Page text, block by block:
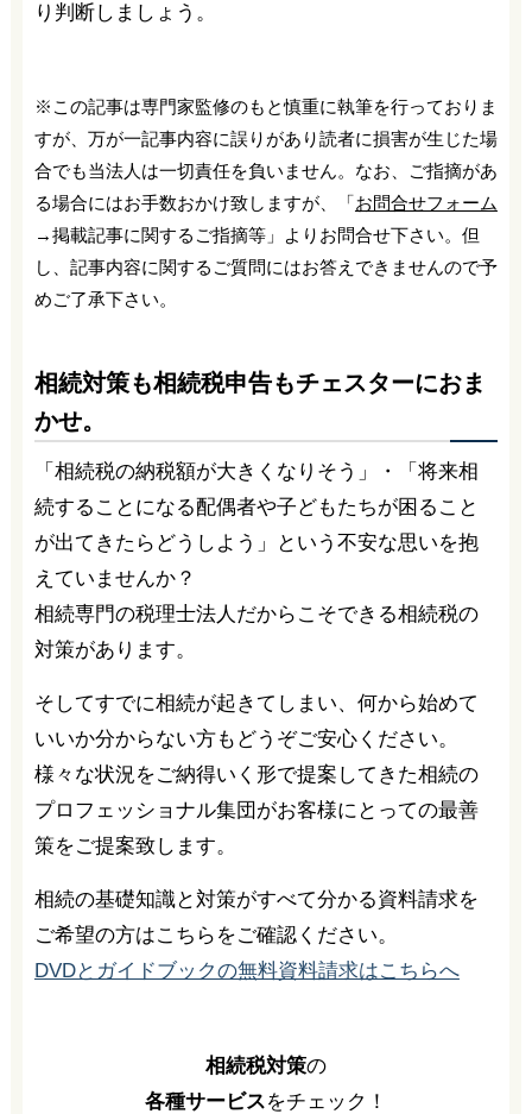
り判断しましょう。
※この記事は専門家監修のもと慎重に執筆を行っておりま
すが、万が一記事内容に誤りがあり読者に損害が生じた場
合でも当法人は一切責任を負いません。なお、ご指摘があ
る場合にはお手数おかけ致しますが、「お問合せフォーム
→掲載記事に関するご指摘等」よりお問合せ下さい。但
し、記事内容に関するご質問にはお答えできませんので予
めご了承下さい。
相続対策も相続税申告もチェスターにおま
かせ。
「相続税の納税額が大きくなりそう」・「将来相
続することになる配偶者や子どもたちが困ること
が出てきたらどうしよう」という不安な思いを抱
えていませんか？
相続専門の税理士法人だからこそできる相続税の
対策があります。
そしてすでに相続が起きてしまい、何から始めて
いいか分からない方もどうぞご安心ください。
様々な状況をご納得いく形で提案してきた相続の
プロフェッショナル集団がお客様にとっての最善
策をご提案致します。
相続の基礎知識と対策がすべて分かる資料請求を
ご希望の方はこちらをご確認ください。
DVDとガイドブックの無料資料請求はこちらへ
相続税対策の
各種サービスをチェック！